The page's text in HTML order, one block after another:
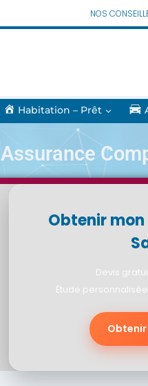
NOS
Habitation – Prêt
Assurance
Obtenir
Devis
Étude